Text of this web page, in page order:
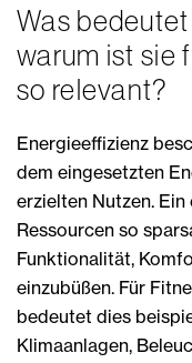
Was
warum ist sie
so relevant?
Energieeffizienz
dem eingesetzten
erzielten Nutzen.
Ressourcen so
Funktionalität,
einzubüßen. Für
bedeutet dies
Klimaanlagen,